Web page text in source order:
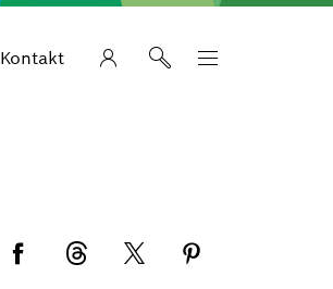
Kontakt